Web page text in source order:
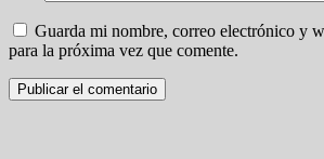
Guarda mi nombre, correo electrónico y
para la próxima vez que comente.